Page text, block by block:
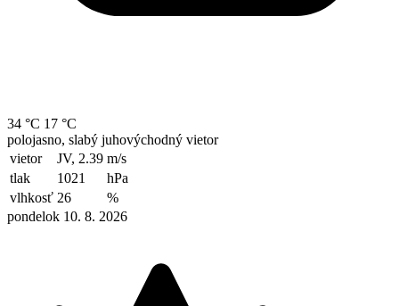
34 °C 17 °C
polojasno, slabý juhovýchodný vietor
vietor
JV, 2.39 m/s
tlak
1021
hPa
vlhkosť 26
%
pondelok 10. 8. 2026